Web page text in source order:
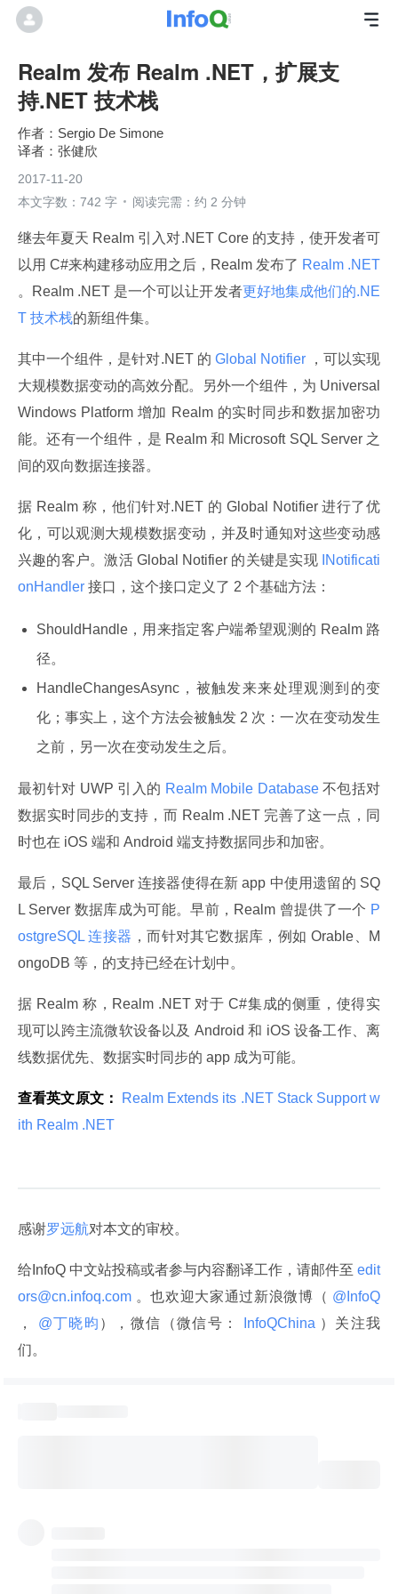
Realm 发布 Realm .NET，扩展支
持.NET 技术栈
Sergio De Simone
张健欣
2017-11-20
本文字数：742 字
阅读完需：约 2 分钟
继去年夏天 Realm 引入对.NET Core 的支持，使开发者可
以用 C#来构建移动应用之后，Realm 发布了
。Realm .NET 是一个可以让开发者更好地集成他们的.NE
T 技术栈的新组件集。
其中一个组件，是针对.NET 的 Global Notifier
，可以实现
大规模数据变动的高效分配。另外一个组件，为 Universal
Windows Platform 增加 Realm 的实时同步和数据加密功
能。还有一个组件，是 Realm 和 Microsoft SQL Server 之
间的双向数据连接器。
据 Realm 称，他们针对.NET 的 Global Notifier 进行了优
化，可以观测大规模数据变动，并及时通知对这些变动感
兴趣的客户。激活 Global Notifier 的关键是实现 INotificati
onHandler 接口，这个接口定义了 2 个基础方法：
ShouldHandle，用来指定客户端希望观测的 Realm 路
径。
HandleChangesAsync，被触发来来处理观测到的变
化；事实上，这个方法会被触发 2 次：一次在变动发生
之前，另一次在变动发生之后。
最初针对 UWP 引入的 Realm Mobile Database 不包括对
数据实时同步的支持，而 Realm .NET 完善了这一点，同
时也在 iOS 端和 Android 端支持数据同步和加密。
最后，SQL Server 连接器使得在新 app 中使用遗留的 SQ
L Server 数据库成为可能。早前，Realm 曾提供了一个 P
ostgreSQL 连接器 ，而针对其它数据库，例如 Orable、M
ongoDB 等，的支持已经在计划中。
据 Realm 称，Realm .NET 对于 C#集成的侧重，使得实
现可以跨主流微软设备以及 Android 和 iOS 设备工作、离
线数据优先、数据实时同步的 app 成为可能。
查看英文原文：
Realm Extends its .NET Stack Support w
ith Realm .NET
感谢罗远航对本文的审校。
给InfoQ 中文站投稿或者参与内容翻译工作，请邮件至 edit
ors@cn.infoq.com 。也欢迎大家通过新浪微博（
，
@丁晓昀 ），微信（微信号： InfoQChina ）关注我
们。